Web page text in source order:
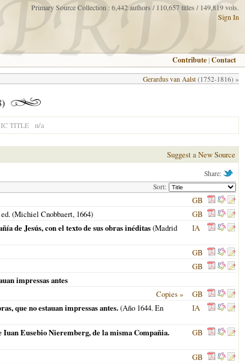
Primary Source Collection : 6,442 authors / 110,657 titles / 149,819 vols.
Sign In
Contribute |Contact
Gerardus van Aalst (1752-1816) »
TITLE n/a
Suggest a New Source
Share:
Sort:
GB
ed. (Michiel Cnobbaert, 1664)
GB
de Jesús, con el texto de sus obras inéditas(Madrid
IA
GB
GB
impressas antes
Copies »
GB
que no estauan impressas antes.(Año 1644. En
IA
Eusebio Nieremberg, de la misma Compañia.
GB
GB